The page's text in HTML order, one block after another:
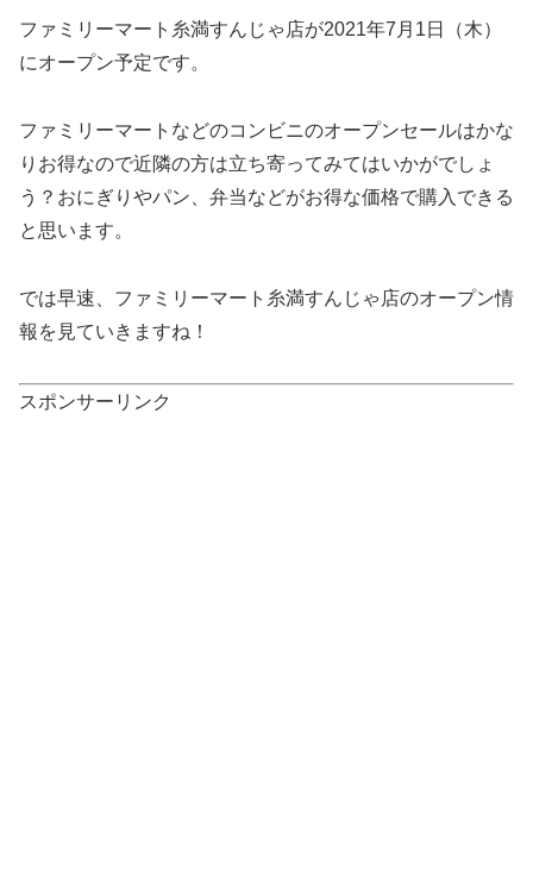
ファミリーマート糸満すんじゃ店が2021年7月1日（木）
にオープン予定です。
ファミリーマートなどのコンビニのオープンセールはかな
りお得なので近隣の方は立ち寄ってみてはいかがでしょ
う？おにぎりやパン、弁当などがお得な価格で購入できる
と思います。
では早速、ファミリーマート糸満すんじゃ店のオープン情
報を見ていきますね！
スポンサーリンク